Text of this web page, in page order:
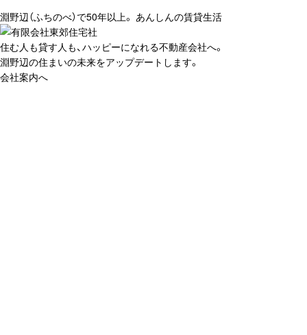
淵野辺（ふちのべ）で50年以上。 あんしんの賃貸生活
住む人も貸す人も、ハッピーになれる不動産会社へ。
淵野辺の住まいの未来をアップデートします。
会社案内へ